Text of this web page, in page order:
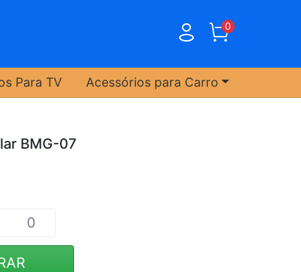
0
Para TV Acessórios para Carro
BMG-07